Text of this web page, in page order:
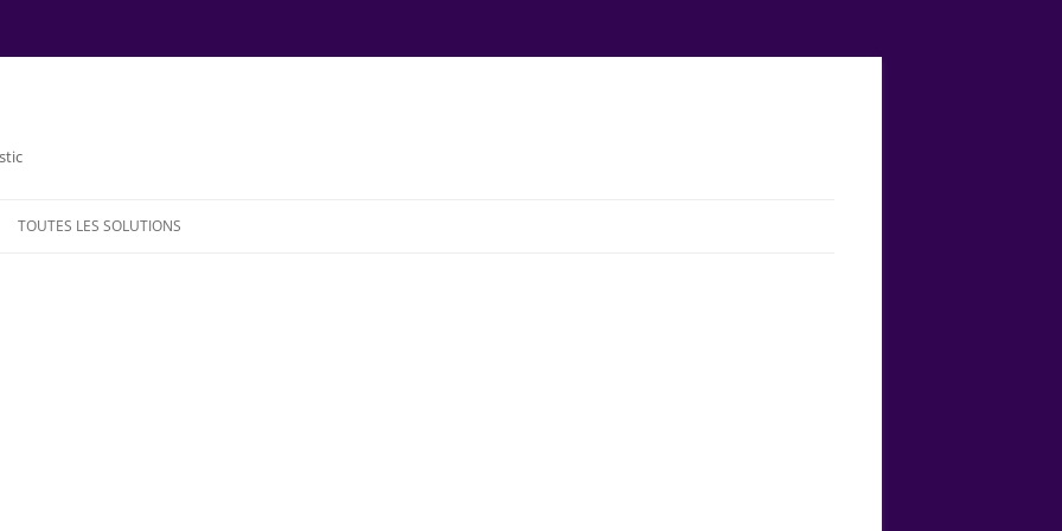
TOUTES LES SOLUTIONS